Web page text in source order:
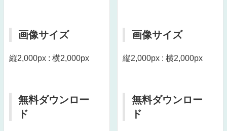
画像サイズ
縦2,000px : 横2,000px
無料ダウンロー
ド
画像サイズ
縦2,000px : 横2,000px
無料ダウンロー
ド